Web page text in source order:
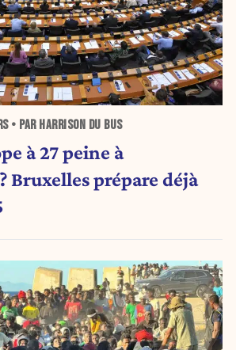
• PAR HARRISON DU BUS
à 27 peine à
Bruxelles prépare déjà